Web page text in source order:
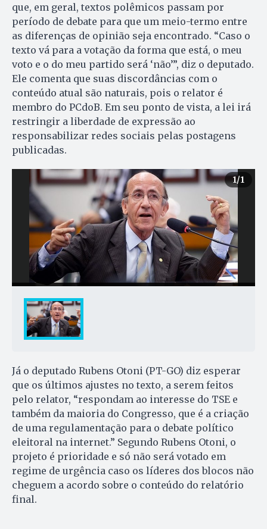
que, em geral, textos polêmicos passam por
período de debate para que um meio-termo entre
as diferenças de opinião seja encontrado. “Caso o
texto vá para a votação da forma que está, o meu
voto e o do meu partido será ‘não’”, diz o deputado.
Ele comenta que suas discordâncias com o
conteúdo atual são naturais, pois o relator é
membro do PCdoB. Em seu ponto de vista, a lei irá
restringir a liberdade de expressão ao
responsabilizar redes sociais pelas postagens
publicadas.
1/1
Já o deputado Rubens Otoni (PT-GO) diz esperar
que os últimos ajustes no texto, a serem feitos
pelo relator, “respondam ao interesse do TSE e
também da maioria do Congresso, que é a criação
de uma regulamentação para o debate político
eleitoral na internet.” Segundo Rubens Otoni, o
projeto é prioridade e só não será votado em
regime de urgência caso os líderes dos blocos não
cheguem a acordo sobre o conteúdo do relatório
final.